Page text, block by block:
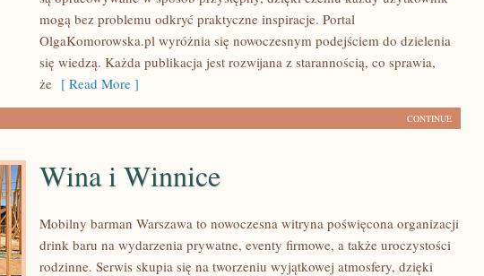
mogą bez problemu odkryć praktyczne inspiracje. Portal
OlgaKomorowska.pl wyróżnia się nowoczesnym podejściem do dzielenia
się wiedzą. Każda publikacja jest rozwijana z starannością, co sprawia,
że [ Read More ]
CONTINUE
Wina i Winnice
Mobilny barman Warszawa to nowoczesna witryna poświęcona organizacji
drink baru na wydarzenia prywatne, eventy firmowe, a także uroczystości
rodzinne. Serwis skupia się na tworzeniu wyjątkowej atmosfery, dzięki